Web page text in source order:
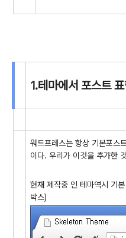
1.테마에서 포스트
워드프레스는 항상 기본포스
이다. 우리가 이것을 추가한
현재 제작중 인 테마역시 기
박스)